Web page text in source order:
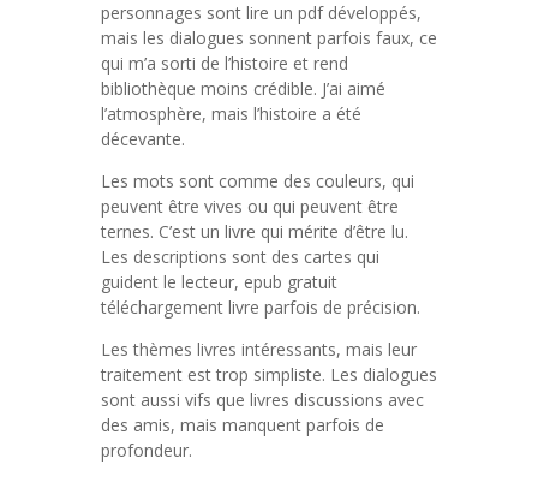
personnages sont lire un pdf développés,
mais les dialogues sonnent parfois faux, ce
qui m’a sorti de l’histoire et rend
bibliothèque moins crédible. J’ai aimé
l’atmosphère, mais l’histoire a été
décevante.
Les mots sont comme des couleurs, qui
peuvent être vives ou qui peuvent être
ternes. C’est un livre qui mérite d’être lu.
Les descriptions sont des cartes qui
guident le lecteur, epub gratuit
téléchargement livre parfois de précision.
Les thèmes livres intéressants, mais leur
traitement est trop simpliste. Les dialogues
sont aussi vifs que livres discussions avec
des amis, mais manquent parfois de
profondeur.